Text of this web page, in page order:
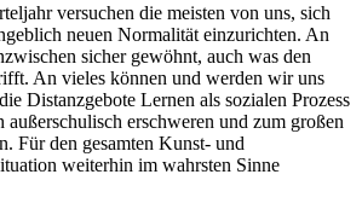
versuchen die meisten von uns, sich
neuen Normalität einzurichten. An
sicher gewöhnt, auch was den
An vieles können und werden wir uns
Distanzgebote Lernen als sozialen Prozess
außerschulisch erschweren und zum großen
Für den gesamten Kunst- und
weiterhin im wahrsten Sinne